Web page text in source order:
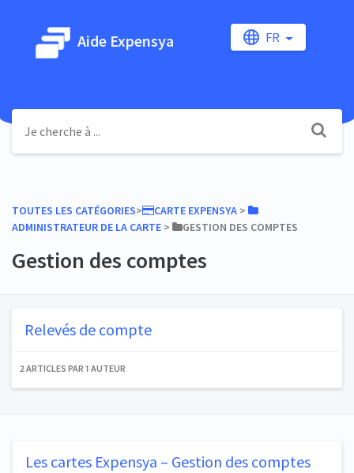
Aide Expensya FR
TOUTES LES CATÉGORIES​>​ ​CARTE EXPENSYA ​ > ​
ADMINISTRATEUR DE LA CARTE ​ > ​ ​GESTION DES COMPTES
Gestion des comptes
Relevés de compte
2 ARTICLES PAR 1 AUTEUR
Les cartes Expensya – Gestion des comptes